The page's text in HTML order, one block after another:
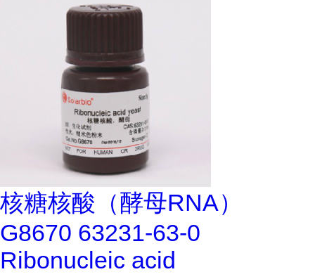
核糖核酸（酵母RNA）
G8670 63231-63-0
Ribonucleic acid